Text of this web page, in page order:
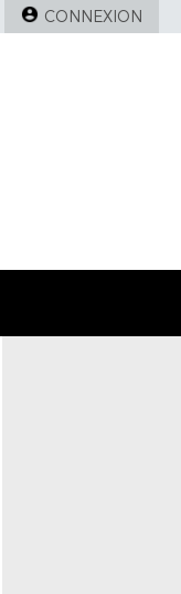
CONNEXION